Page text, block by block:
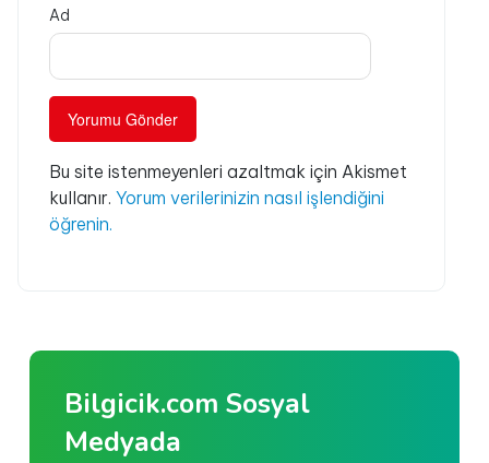
Ad
Bu site istenmeyenleri azaltmak için Akismet
kullanır. Yorum verilerinizin nasıl işlendiğini
öğrenin.
Bilgicik.com Sosyal
Medyada